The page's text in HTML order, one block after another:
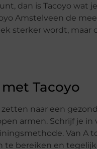
dan is Tacoyo wat
Amstelveen de
sterker wordt,
Tacoyo
naar een
armen. Schrijf je in
Van A
bereiken en